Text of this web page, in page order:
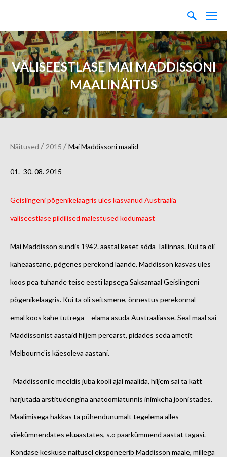
VÄLISEESTLASE MAI MADDISSONI
MAALINÄITUS
Näitused / 2015 /Mai Maddissoni maalid
01.- 30. 08. 2015
Geislingeni põgenikelaagris üles kasvanud Austraalia
väliseestlase pildilised mälestused kodumaast
Mai Maddisson sündis 1942. aastal keset sõda Tallinnas. Kui ta oli
kaheaastane, põgenes perekond läände. Maddisson kasvas üles
koos pea tuhande teise eesti lapsega Saksamaal Geislingeni
põgenikelaagris. Kui ta oli seitsmene, õnnestus perekonnal –
emal koos kahe tütrega – elama asuda Austraaliasse. Seal maal sai
Maddissonist aastaid hiljem perearst, pidades seda ametit
Melbourne'is käesoleva aastani.
Maddissonile meeldis juba kooli ajal maalida, hiljem sai ta kätt
harjutada arstitudengina anatoomiatunnis inimkeha joonistades.
Maalimisega hakkas ta pühendunumalt tegelema alles
viiekümnendates eluaastates, s.o paarkümmend aastat tagasi.
Kondase keskuse näitusel eksponeerib Maddisson maale, millega